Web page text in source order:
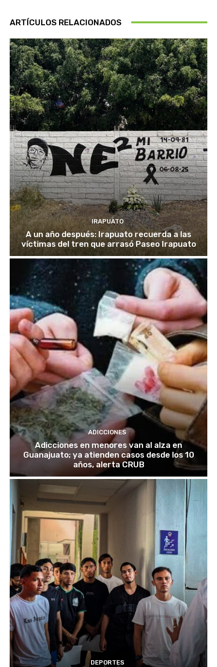
ARTÍCULOS RELACIONADOS
IRAPUATO
A un año después: Irapuato recuerda a las
víctimas del tren que arrasó Paseo Irapuato
ADICCIONES
Adicciones en menores van al alza en
Guanajuato; ya atienden casos desde los 10
años, alerta CRUB
DEPORTES